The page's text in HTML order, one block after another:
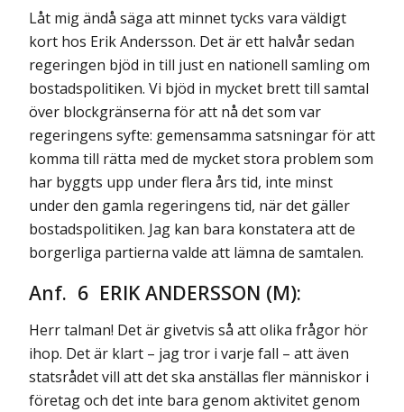
Låt mig ändå säga att minnet tycks vara väldigt
kort hos Erik Andersson. Det är ett halvår sedan
regeringen bjöd in till just en nationell samling om
bostadspolitiken. Vi bjöd in mycket brett till samtal
över blockgränserna för att nå det som var
regeringens syfte: gemensamma satsningar för att
komma till rätta med de mycket stora problem som
har byggts upp under flera års tid, inte minst
under den gamla regeringens tid, när det gäller
bostadspolitiken. Jag kan bara konstatera att de
borgerliga partierna valde att lämna de samtalen.
Anf. 6 ERIK ANDERSSON (M):
Herr talman! Det är givetvis så att olika frågor hör
ihop. Det är klart – jag tror i varje fall – att även
statsrådet vill att det ska anställas fler människor i
företag och det inte bara genom aktivitet genom